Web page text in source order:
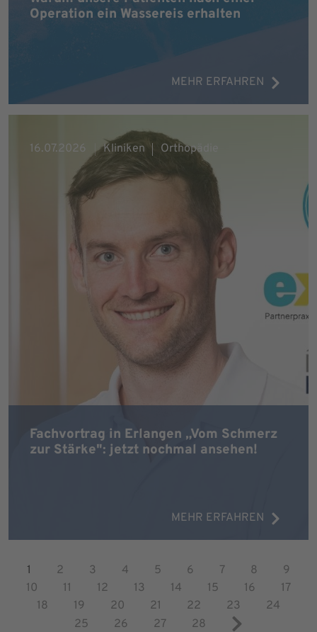
Operation ein Wassereis erhalten
MEHR ERFAHREN
Fachvortrag in Erlangen „Vom Schmerz
zur Stärke": jetzt nochmal ansehen!
MEHR ERFAHREN
16.07.2026 Kliniken Orthopädie
1 2 3 4 5 6 7 8
9
10
11 12 13 14 15 16
17
18
19 20 21 22 23
24
25
26 27 28